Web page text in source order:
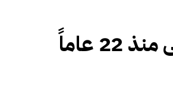
عاماً